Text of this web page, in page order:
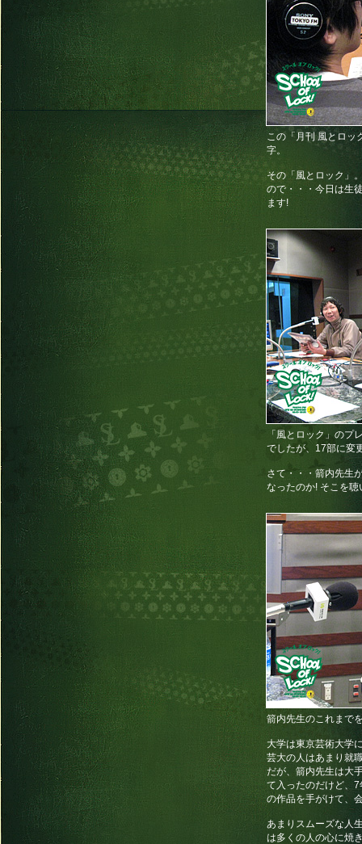
この「月刊 風とロッ
字。
その「風とロック」
ので・・・今日は生
ます!
「風とロック」のプ
でしたが、17部に変
さて・・・箭内先生
なったのか! そこを
箭内先生のこれまで
大学は東京芸術大学
芸大の人はあまり就
だが、箭内先生は大
て入ったのだけど、
の作品を手がけて、
あまりスムーズな人
は多くの人の心に焼